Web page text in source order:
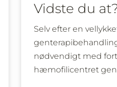
Vidste du
Selv efter en
nødvendigt med
hæmofilicentret